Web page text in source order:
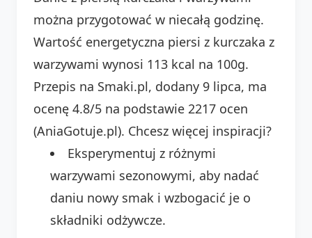
można przygotować w niecałą godzinę.
Wartość energetyczna piersi z kurczaka z
warzywami wynosi 113 kcal na 100g.
Przepis na Smaki.pl, dodany 9 lipca, ma
ocenę 4.8/5 na podstawie 2217 ocen
(AniaGotuje.pl). Chcesz więcej inspiracji?
Eksperymentuj z różnymi
warzywami sezonowymi, aby nadać
daniu nowy smak i wzbogacić je o
składniki odżywcze.